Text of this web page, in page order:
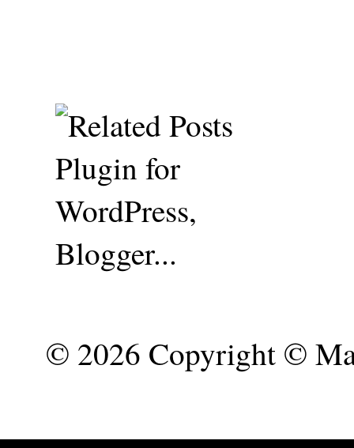
© 2026 Copyright ©